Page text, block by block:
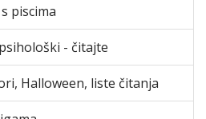
piscima
- čitajte
Halloween, liste čitanja